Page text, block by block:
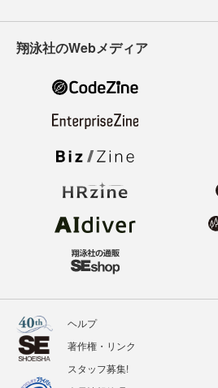
翔泳社のWebメディア
ヘルプ
著作権・リンク
スタッフ募集!